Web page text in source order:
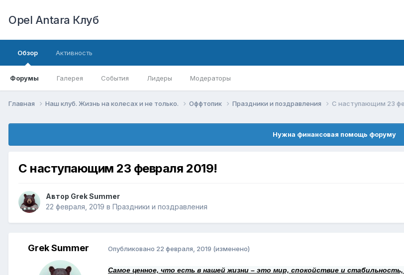
Opel Antara Клуб
Обзор
Форумы Галерея События Лидеры Модераторы
Активность
Главная Наш клуб. Жизнь на колесах и не только. Оффтопик Праздники и поздравления С наступающим 23
Нужна финансовая помощь форуму
С наступающим 23 февраля 2019!
Автор Grek Summer
22 февраля, 2019 в Праздники и поздравления
Grek Summer Опубликовано 22 февраля, 2019 (изменено)
Самое ценное, что есть в нашей жизни – это мир, спокойствие и